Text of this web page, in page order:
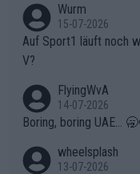
Wurm
15-07-2026
Auf Sport1 läuft noch
V?
FlyingWvA
14-07-2026
Boring, boring UAE...
wheelsplash
13-07-2026